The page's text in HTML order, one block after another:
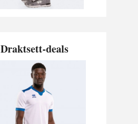
Draktsett-deals